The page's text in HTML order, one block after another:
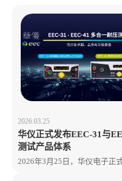
2026.03.25
华仪正式发布EEC-31与
测试产品体系
2026年3月25日，华仪电子正